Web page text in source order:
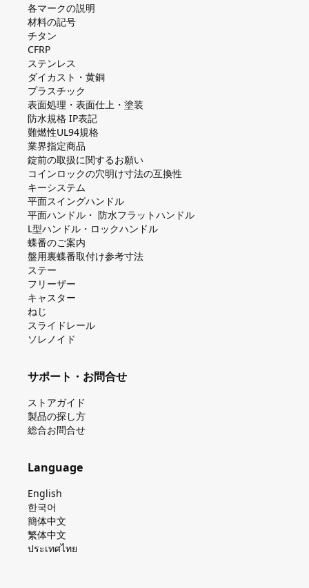
各マークの説明
材料の記号
チタン
CFRP
ステンレス
ダイカスト・⻩銅
プラスチック
表面処理・表面仕上・塗装
防⽔規格 IP表記
難燃性UL94規格
業界指定商品
錠前の取扱に関するお願い
コインロックの⽳明け⼨法の互換性
キーシステム
平⾯スイングハンドル
平⾯ハンドル・ 防⽔フラットハンドル
L型ハンドル・ロックハンドル
蝶番のご案内
盤⽤裏蝶番取付け参考⼨法
ステー
フリーザー
キャスター
ねじ
スライドレール
ソレノイド
サポート・お問合せ
ストアガイド
製品の探し⽅
総合お問合せ
Language
English
한국어
簡体中文
繁体中文
ประเทศไทย